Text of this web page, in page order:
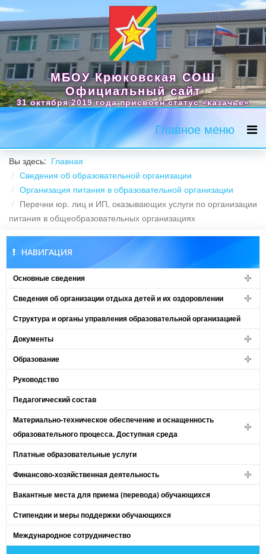
МБОУ Крюковская СОШ
Официальный сайт
31 октября 2019 года присвоен статус «казачье»
Главное меню
Вы здесь: Главная
Сведения об образовательной организации
Организация питания в образовательной организации
Перечни юр. лиц и ИП, оказывающих услуги по организации
питания в общеобразовательных организациях
НАВИГАЦИЯ
Основные сведения
Сведения об организации отдыха детей и их оздоровлении
Структура и органы управления образовательной организацией
Документы
Образование
Руководство
Педагогический состав
Материально-техническое обеспечение и оснащенность
образовательного процесса. Доступная среда
Платные образовательные услуги
Финансово-хозяйственная деятельность
Вакантные места для приема (перевода) обучающихся
Стипендии и меры поддержки обучающихся
Международное сотрудничество